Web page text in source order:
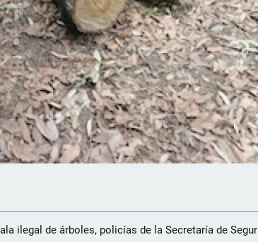
ilegal de árboles, policías de la Secretaría de